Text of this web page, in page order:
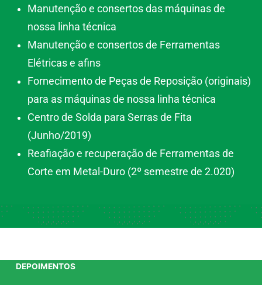
Manutenção e consertos das máquinas de
nossa linha técnica
Manutenção e consertos de Ferramentas
Elétricas e afins
Fornecimento de Peças de Reposição (originais)
para as máquinas de nossa linha técnica
Centro de Solda para Serras de Fita
(Junho/2019)
Reafiação e recuperação de Ferramentas de
Corte em Metal-Duro (2º semestre de 2.020)
DEPOIMENTOS